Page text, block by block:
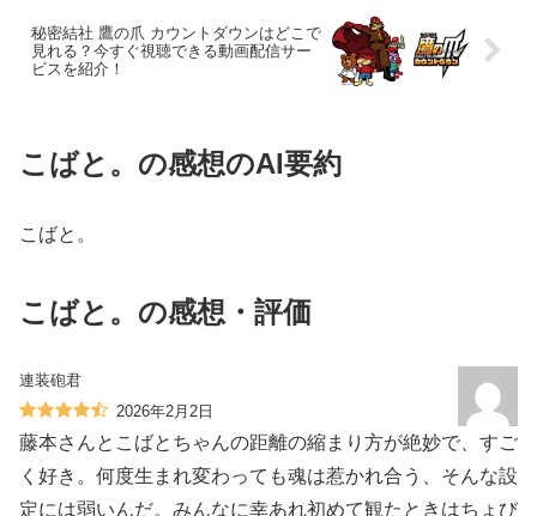
秘密結社 鷹の爪 カウントダウンはどこで
見れる？今すぐ視聴できる動画配信サー
ビスを紹介！
こばと。の感想のAI要約
こばと。
こばと。の感想・評価
連装砲君
2026年2月2日
藤本さんとこばとちゃんの距離の縮まり方が絶妙で、すご
く好き。何度生まれ変わっても魂は惹かれ合う、そんな設
定には弱いんだ。みんなに幸あれ初めて観たときはちょび